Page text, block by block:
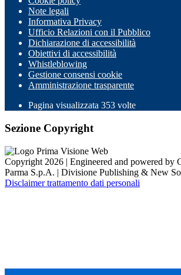
Note legali
Informativa Privacy
Ufficio Relazioni con il Pubblico
Dichiarazione di accessibilità
Obiettivi di accessibilità
Whistleblowing
Gestione consensi cookie
Amministrazione trasparente
Pagina visualizzata 353 volte
Sezione Copyright
Copyright 2026 | Engineered and powered by
Parma S.p.A. | Divisione Publishing & New
Disclaimer trattamento dati personali